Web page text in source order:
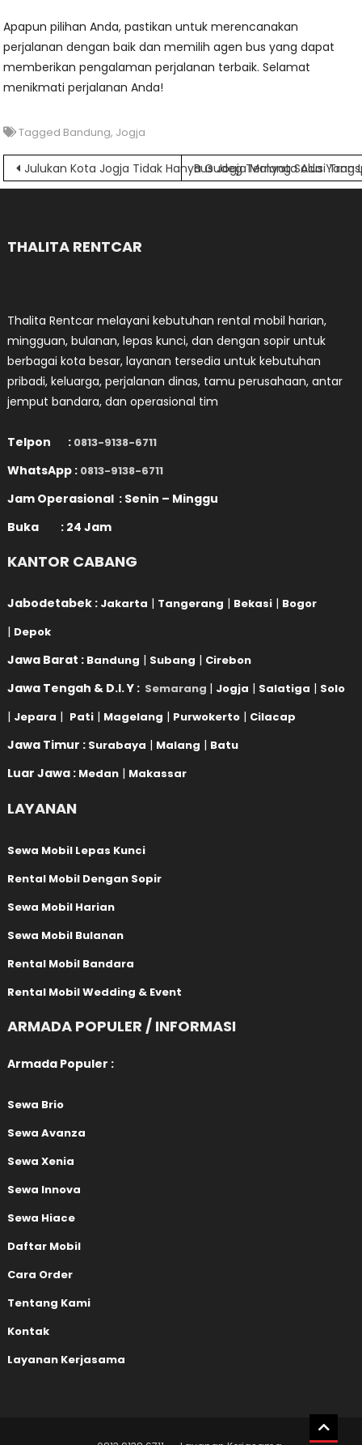
Apapun pilihan Anda, pastikan untuk merencanakan
perjalanan dengan baik dan memilih agen bus yang dapat
memberikan pengalaman perjalanan terbaik. Selamat
menikmati perjalanan Anda!
Tagged Bandung, Jogja
Navigasi
Julukan Kota Jogja Tidak Hanya Gudeg Ternyata Ada Yang
Bus Jogja Malang Solusi
THALITA RENTCAR
Thalita Rentcar melayani kebutuhan rental mobil harian,
mingguan, bulanan, lepas kunci, dan dengan sopir untuk
berbagai kota besar, layanan tersedia untuk kebutuhan
pribadi, keluarga, perjalanan dinas, tamu perusahaan, antar
jemput bandara, dan operasional tim
Telpon : 0813-9138-6711
WhatsApp : 0813-9138-6711
Jam Operasional : Senin – Minggu
Buka : 24 Jam
KANTOR CABANG
Jabodetabek : Jakarta | Tangerang | Bekasi | Bogor
| Depok
Jawa Barat : Bandung | Subang | Cirebon
Jawa Tengah & D.I. Y : Semarang | Jogja | Salatiga | Solo
| Jepara | Pati | Magelang | Purwokerto | Cilacap
Jawa Timur : Surabaya | Malang | Batu
Luar Jawa : Medan | Makassar
LAYANAN
Sewa Mobil Lepas Kunci
Rental Mobil Dengan Sopir
Sewa Mobil Harian
Sewa Mobil Bulanan
Rental Mobil Bandara
Rental Mobil Wedding & Event
ARMADA POPULER / INFORMASI
Armada Populer :
Sewa Brio
Sewa Avanza
Sewa Xenia
Sewa Innova
Sewa Hiace
Daftar Mobil
Cara Order
Tentang Kami
Kontak
Layanan Kerjasama